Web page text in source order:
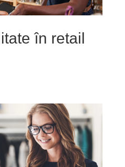
în retail